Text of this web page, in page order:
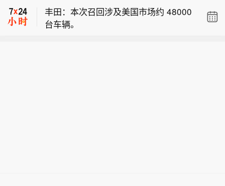
丰田：本次召回涉及美国市场约 48000
台车辆。